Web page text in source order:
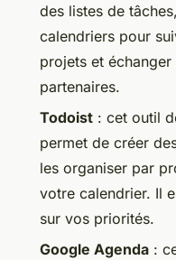
des listes de
calendriers pour
projets et
partenaires.
Todoist : cet outil
permet de créer
les organiser par
votre calendrier. Il
sur vos priorités.
Google Agenda :